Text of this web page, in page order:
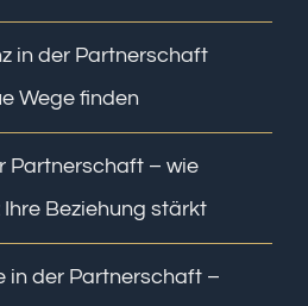
in der Partnerschaft
Wege finden
Partnerschaft – wie
Beziehung stärkt
in der Partnerschaft –